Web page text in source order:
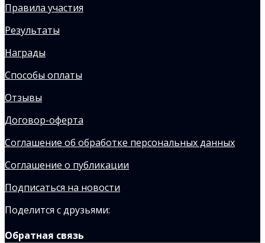
Правила участия
Результаты
Награды
Способы оплаты
Отзывы
Договор-оферта
Соглашение об обработке персональных данных
Соглашение о публикации
Подписаться на новости
Поделится с друзьями:
Обратная связь